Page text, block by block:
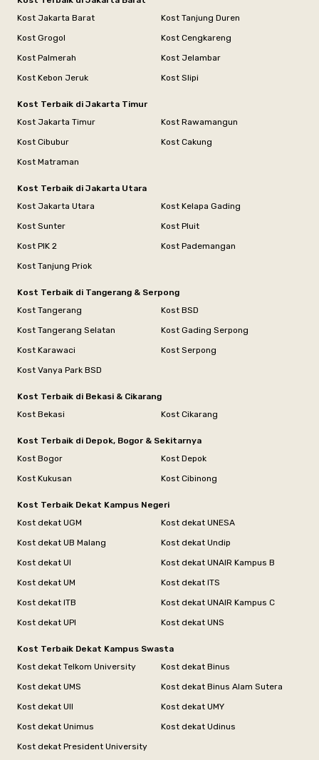
Kost Jakarta Barat
Kost Tanjung Duren
Kost Grogol
Kost Cengkareng
Kost Palmerah
Kost Jelambar
Kost Kebon Jeruk
Kost Slipi
Kost Terbaik di Jakarta Timur
Kost Jakarta Timur
Kost Rawamangun
Kost Cibubur
Kost Cakung
Kost Matraman
Kost Terbaik di Jakarta Utara
Kost Jakarta Utara
Kost Kelapa Gading
Kost Sunter
Kost Pluit
Kost PIK 2
Kost Pademangan
Kost Tanjung Priok
Kost Terbaik di Tangerang & Serpong
Kost Tangerang
Kost BSD
Kost Tangerang Selatan
Kost Gading Serpong
Kost Karawaci
Kost Serpong
Kost Vanya Park BSD
Kost Terbaik di Bekasi & Cikarang
Kost Bekasi
Kost Cikarang
Kost Terbaik di Depok, Bogor & Sekitarnya
Kost Bogor
Kost Depok
Kost Kukusan
Kost Cibinong
Kost Terbaik Dekat Kampus Negeri
Kost dekat UGM
Kost dekat UNESA
Kost dekat UB Malang
Kost dekat Undip
Kost dekat UI
Kost dekat UNAIR Kampus B
Kost dekat UM
Kost dekat ITS
Kost dekat ITB
Kost dekat UNAIR Kampus C
Kost dekat UPI
Kost dekat UNS
Kost Terbaik Dekat Kampus Swasta
Kost dekat Telkom University
Kost dekat Binus
Kost dekat UMS
Kost dekat Binus Alam Sutera
Kost dekat UII
Kost dekat UMY
Kost dekat Unimus
Kost dekat Udinus
Kost dekat President University